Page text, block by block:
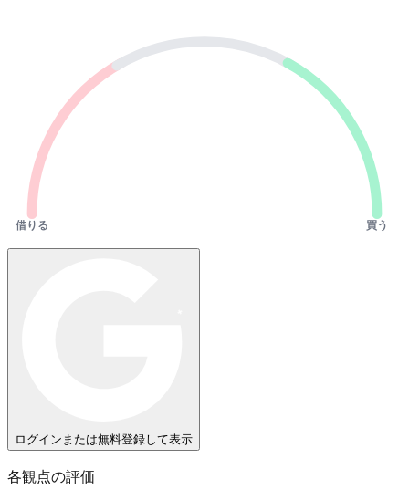
借りる 買う
ログインまたは無料登録して表示
各観点の評価